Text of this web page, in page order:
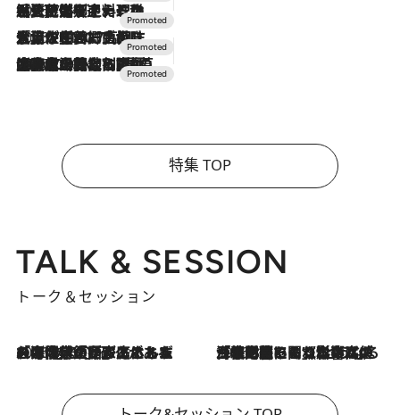
2026.7.24
【夏限定ディナーコース】旬を迎える稚鮎や花ズッキーニなどをイタリア・トスカーナの郷土料理の手法で満喫！
2026.7.17
「土佐和ハーブかき氷」がOMO7高知に登場！生姜、山椒、大葉など目にも舌にも涼を呼ぶ郷土の味
2026.7.10
NEW OPEN！【界 草津】名湯の地に誕生。趣の異なる2種の温泉と上州ならではの会席・蕎麦割烹など美食を味わう究極の癒やし旅
特集 TOP
TALK & SESSION
トーク＆セッション
2026.8.3
「今後値上げがあるとすれば…」「リスクがあるのは今年の冬」エネルギー専門家が語る、ホルムズ海峡封鎖が家庭にもたらす“ある心配” 2026.8.3
「住宅建てられない…」「サーチャージ料の高値が続いている」ホルムズ海峡封鎖による影響はいつまで続く？《エネルギー専門家に聞く“どうなる日本の暮らし”》